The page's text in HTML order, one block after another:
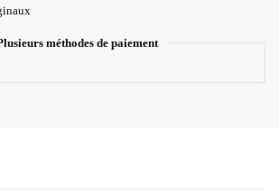
méthodes de paiement